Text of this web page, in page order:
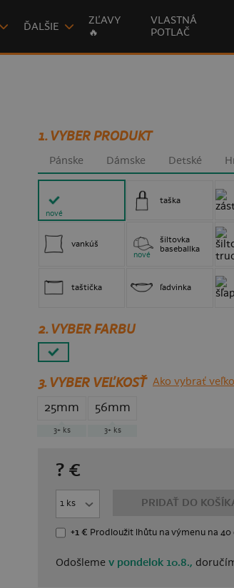
ĎALŠIE
ZĽAVY
🔥
VLASTNÁ
POTLAČ
1. VYBER PRODUKT
Pánske Dámske Detské
nové
taška
vankúš
šiltovka
baseballka
nové
taštička ľadvinka
2. VYBER FARBU
3.VYBER VEĽKOSŤ Ako vybrať
25mm
3+ ks
56mm
3+ ks
? €
PRIDAŤ DO
+1 € Prodloužit lhůtu na výmenu na 40
Odošleme v pondelok 10.8.,